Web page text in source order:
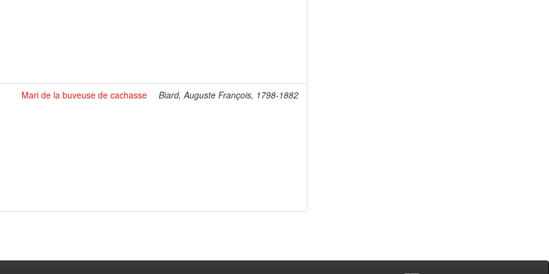
Mari de la buveuse de cachasse Biard, Auguste François, 1798-1882